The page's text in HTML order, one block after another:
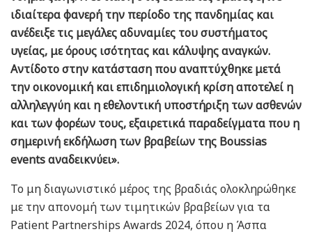
ιδιαίτερα φανερή την περίοδο της πανδημίας και
ανέδειξε τις μεγάλες αδυναμίες του συστήματος
υγείας, με όρους ισότητας και κάλυψης αναγκών.
Αντίδοτο στην κατάσταση που αναπτύχθηκε μετά
την οικονομική και επιδημιολογική κρίση αποτελεί η
αλληλεγγύη και η εθελοντική υποστήριξη των ασθενών
και των φορέων τους, εξαιρετικά παραδείγματα που η
σημερινή εκδήλωση των βραβείων της Boussias
events αναδεικνύει».
Το μη διαγωνιστικό μέρος της βραδιάς ολοκληρώθηκε
με την απονομή των τιμητικών βραβείων για τα
Patient Partnerships Awards 2024, όπου η Άσπα